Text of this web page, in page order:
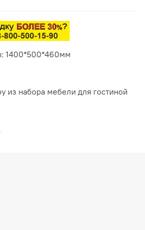
1400*500*460мм
из набора мебели для гостиной